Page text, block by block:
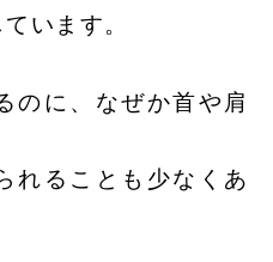
います。
のに、なぜか首や肩
れることも少なくあ